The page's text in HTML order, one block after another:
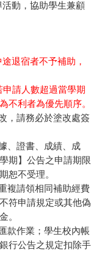
動，協助學生兼顧
退宿者不予補助，
請人數超過當學期
不利者為優先順序。
，請務必於塗改處簽
、證書、成績、成
期】公告之申請期限
恕不受理。
複請領相同補助經費
符申請規定或其他偽
。
款作業；學生校內帳
行公告之規定扣除手